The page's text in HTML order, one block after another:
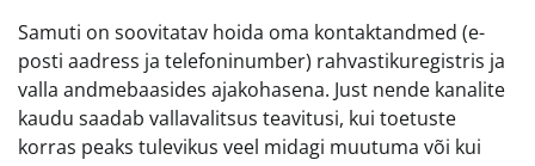
Samuti on soovitatav hoida oma kontaktandmed (e-
posti aadress ja telefoninumber) rahvastikuregistris ja
valla andmebaasides ajakohasena. Just nende kanalite
kaudu saadab vallavalitsus teavitusi, kui toetuste
korras peaks tulevikus veel midagi muutuma või kui